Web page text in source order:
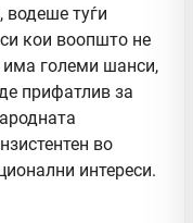
водеше туѓи
кои воопшто не
големи шанси,
прифатлив за
во
интереси.